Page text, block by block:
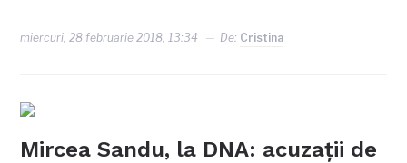
miercuri, 28 februarie 2018, 13:34 De: Cristina
Mircea Sandu, la DNA: acuzații de